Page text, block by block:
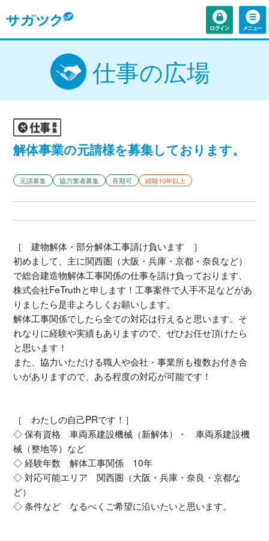
仕事の広場
解体事業の元請様を募集しております。
元請募集 協力業者募集 長期可 経験10年以上
［ 建物解体・部分解体工事請け負います ］
初めまして、主に関西圏（大阪・兵庫・京都・奈良など）
で総合建造物解体工事関係の仕事を請け負っております、
株式会社FeTruthと申します！工事案件で人手不足などがあ
りましたら是非よろしくお願いします。
解体工事関係でしたら全ての対応は行えると思います。そ
れなりに経験や実績もありますので、ぜひお任せ頂けたら
と思います！
また、協力いただける職人や会社・事業所も複数お付き合
いがありますので、ある程度の対応が可能です！
［ わたしの自己PRです！］
◇ 保有資格 車両系建設機械（新解体）・ 車両系建設機
械（整地等）など
◇ 経験年数 解体工事関係 10年
◇ 対応可能エリア 関西圏（大阪・兵庫・奈良・京都な
ど）
◇ 条件など なるべくご希望に沿いたいと思います。